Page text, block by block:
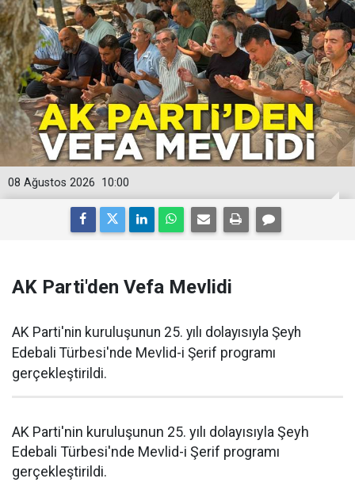
10:00
08 Ağustos 2026
AK Parti'den Vefa Mevlidi
AK Parti'nin kuruluşunun 25. yılı dolayısıyla Şeyh
Edebali Türbesi'nde Mevlid-i Şerif programı
gerçekleştirildi.
AK Parti'nin kuruluşunun 25. yılı dolayısıyla Şeyh
Edebali Türbesi'nde Mevlid-i Şerif programı
gerçekleştirildi.